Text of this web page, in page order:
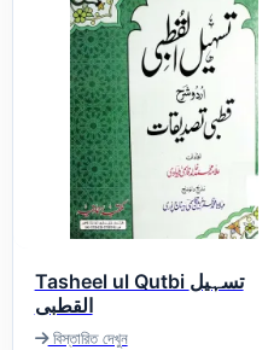
Tasheel ul Qutbi تسہیل
القطبی
বিস্তারিত দেখুন